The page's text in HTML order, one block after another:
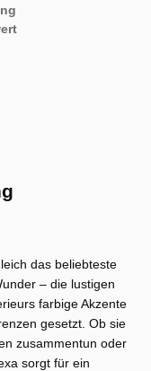
das beliebteste
– die lustigen
farbige Akzente
gesetzt. Ob sie
zusammentun oder
sorgt für ein